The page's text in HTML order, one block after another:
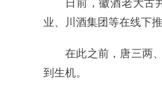
日前，徽酒老大古
业、川酒集团等在线下
在此之前，唐三两
到生机。